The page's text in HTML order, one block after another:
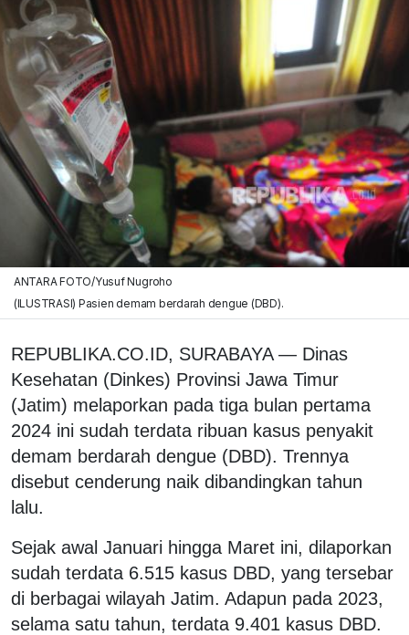
ANTARA FOTO/Yusuf Nugroho
(ILUSTRASI) Pasien demam berdarah dengue (DBD).
REPUBLIKA.CO.ID, SURABAYA — Dinas
Kesehatan (Dinkes) Provinsi Jawa Timur
(Jatim) melaporkan pada tiga bulan pertama
2024 ini sudah terdata ribuan kasus penyakit
demam berdarah dengue (DBD). Trennya
disebut cenderung naik dibandingkan tahun
lalu.
Sejak awal Januari hingga Maret ini, dilaporkan
sudah terdata 6.515 kasus DBD, yang tersebar
di berbagai wilayah Jatim. Adapun pada 2023,
selama satu tahun, terdata 9.401 kasus DBD.